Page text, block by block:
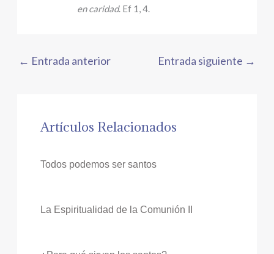
en caridad. Ef 1, 4.
← Entrada anterior Entrada siguiente →
Artículos Relacionados
Todos podemos ser santos
La Espiritualidad de la Comunión II